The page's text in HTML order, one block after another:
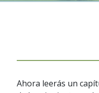
Ahora leerás un